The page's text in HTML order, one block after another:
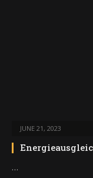
JUNE 21, 2023
…